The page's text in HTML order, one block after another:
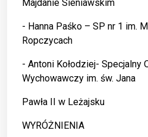
Majdanie Sieniawskim
- Hanna Paśko – SP nr 1 im.
Ropczycach
- Antoni Kołodziej- Specjalny
Wychowawczy im. św. Jana
Pawła II w Leżajsku
WYRÓŻNIENIA